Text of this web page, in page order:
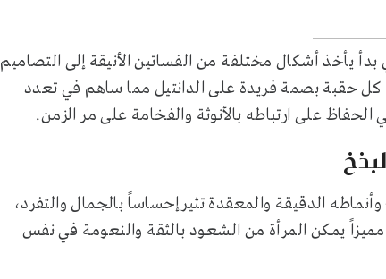
يأخذ أشكال مختلفة من الفساتين الأنيقة إلى التصاميم
كل حقبة بصمة فريدة على الدانتيل مما ساهم في تعدد
على ارتباطه بالأنوثة والفخامة على مر الزمن.
وأنماطه الدقيقة والمعقدة تثير إحساساً بالجمال والتفرد،
يمكن المرأة من الشعود بالثقة والنعومة في نفس